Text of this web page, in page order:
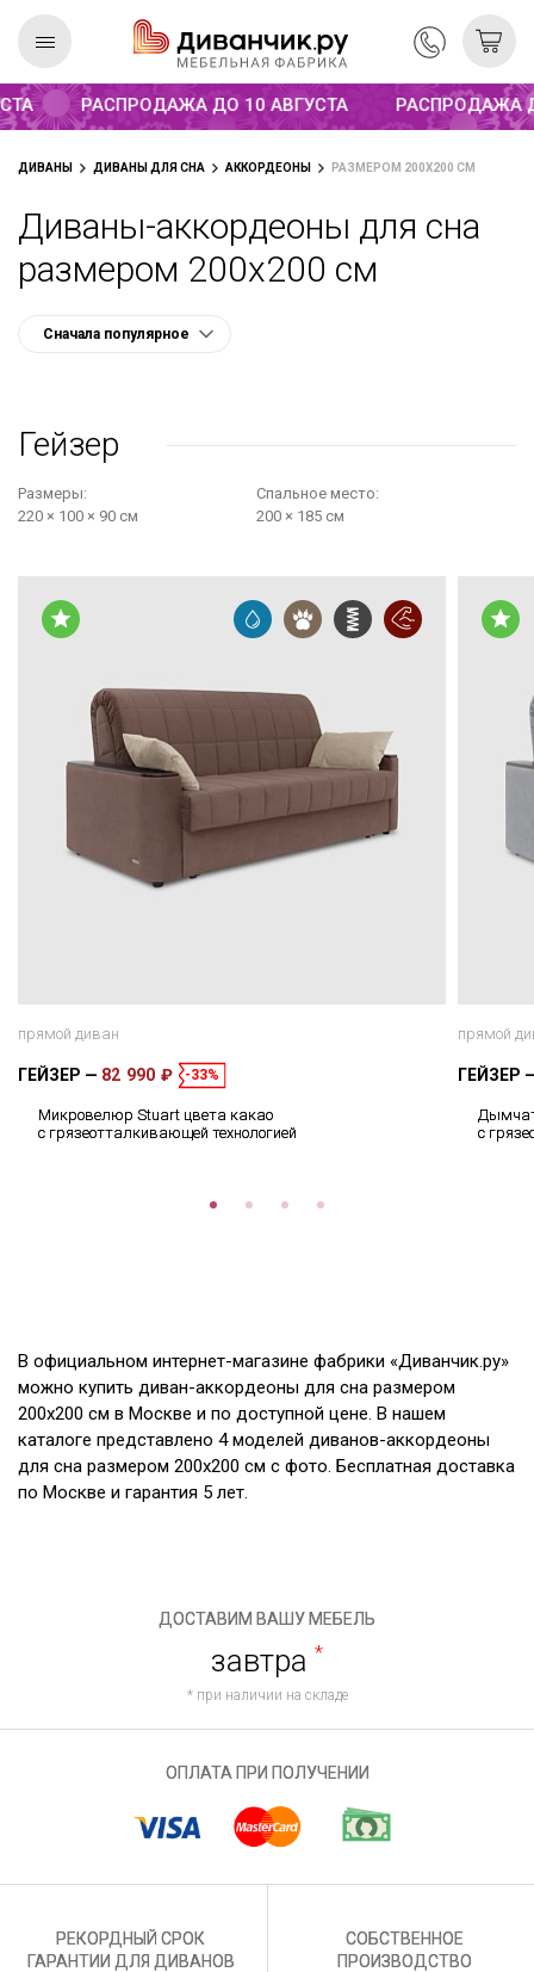
Распродажа до 10 августа
РАСПРОДАЖА ДО 10 АВГУСТА РАСПРОДАЖА
ДИВАНЫ ДИВАНЫ ДЛЯ СНА АККОРДЕОНЫ РАЗМЕРОМ 200Х200 СМ
Диваны-аккордеоны для сна
размером 200х200 см
Гейзер
Размеры:
220 × 100 × 90 см
Cпальное место:
200 × 185 см
прямой диван
ГЕЙЗЕР 82 990 ₽ -33%
Микровелюр Stuart цвета какао
с грязеотталкивающей технологией
прямой
ГЕЙЗЕР
с
В официальном интернет-магазине фабрики «Диванчик.ру»
можно купить диван-аккордеоны для сна размером
200х200 см в Москве и по доступной цене. В нашем
каталоге представлено 4 моделей диванов-аккордеоны
для сна размером 200х200 см с фото. Бесплатная доставка
по Москве и гарантия 5 лет.
ДОСТАВИМ ВАШУ МЕБЕЛЬ
завтра *
* при наличии на складе
ОПЛАТА ПРИ ПОЛУЧЕНИИ
РЕКОРДНЫЙ СРОК
ГАРАНТИИ ДЛЯ ДИВАНОВ
СОБСТВЕННОЕ
ПРОИЗВОДСТВО
коллекция